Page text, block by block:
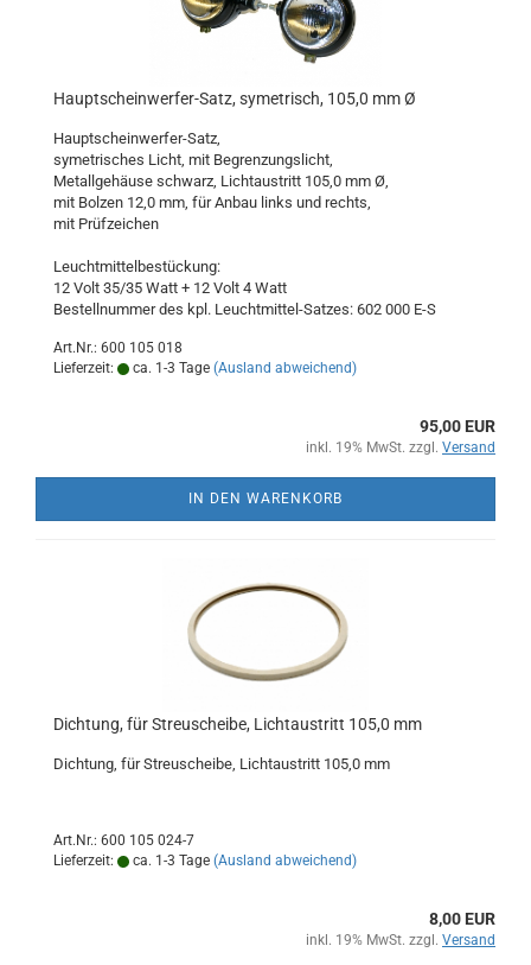
Hauptscheinwerfer-Satz, symetrisch, 105,0 mm Ø
Hauptscheinwerfer-Satz,
symetrisches Licht, mit Begrenzungslicht,
Metallgehäuse schwarz, Lichtaustritt 105,0 mm Ø,
mit Bolzen 12,0 mm, für Anbau links und rechts,
mit Prüfzeichen
Leuchtmittelbestückung:
12 Volt 35/35 Watt + 12 Volt 4 Watt
Bestellnummer des kpl. Leuchtmittel-Satzes: 602 000 E-S
Art.Nr.: 600 105 018
Lieferzeit:
ca. 1-3 Tage (Ausland abweichend)
95,00 EUR
inkl. 19% MwSt. zzgl. Versand
IN DEN WARENKORB
Dichtung, für Streuscheibe, Lichtaustritt 105,0 mm
Dichtung, für Streuscheibe, Lichtaustritt 105,0 mm
Art.Nr.: 600 105 024-7
Lieferzeit:
ca. 1-3 Tage (Ausland abweichend)
8,00 EUR
inkl. 19% MwSt. zzgl. Versand